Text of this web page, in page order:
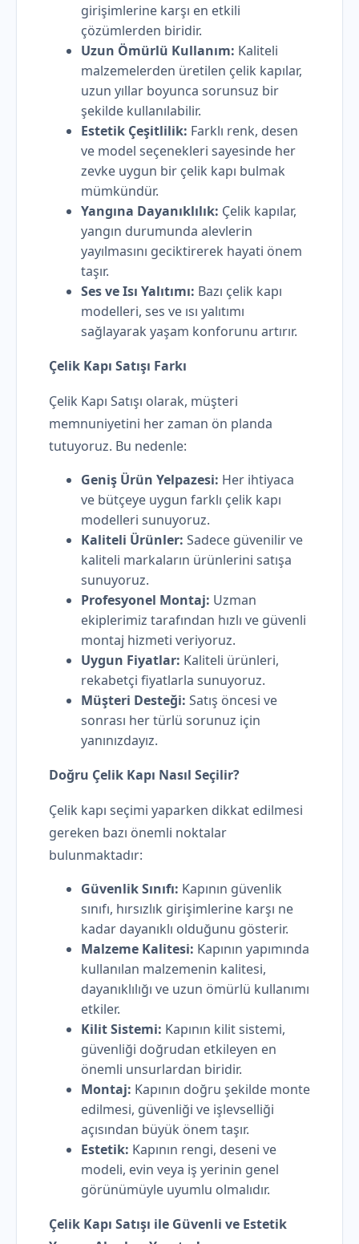
girişimlerine karşı en etkili
çözümlerden biridir.
Uzun Ömürlü Kullanım: Kaliteli
malzemelerden üretilen çelik kapılar,
uzun yıllar boyunca sorunsuz bir
şekilde kullanılabilir.
Estetik Çeşitlilik: Farklı renk, desen
ve model seçenekleri sayesinde her
zevke uygun bir çelik kapı bulmak
mümkündür.
Yangına Dayanıklılık: Çelik kapılar,
yangın durumunda alevlerin
yayılmasını geciktirerek hayati önem
taşır.
Ses ve Isı Yalıtımı: Bazı çelik kapı
modelleri, ses ve ısı yalıtımı
sağlayarak yaşam konforunu artırır.
Çelik Kapı Satışı Farkı
Çelik Kapı Satışı olarak, müşteri
memnuniyetini her zaman ön planda
tutuyoruz. Bu nedenle:
Geniş Ürün Yelpazesi: Her ihtiyaca
ve bütçeye uygun farklı çelik kapı
modelleri sunuyoruz.
Kaliteli Ürünler: Sadece güvenilir ve
kaliteli markaların ürünlerini satışa
sunuyoruz.
Profesyonel Montaj: Uzman
ekiplerimiz tarafından hızlı ve güvenli
montaj hizmeti veriyoruz.
Uygun Fiyatlar: Kaliteli ürünleri,
rekabetçi fiyatlarla sunuyoruz.
Müşteri Desteği: Satış öncesi ve
sonrası her türlü sorunuz için
yanınızdayız.
Doğru Çelik Kapı Nasıl Seçilir?
Çelik kapı seçimi yaparken dikkat edilmesi
gereken bazı önemli noktalar
bulunmaktadır:
Güvenlik Sınıfı: Kapının güvenlik
sınıfı, hırsızlık girişimlerine karşı ne
kadar dayanıklı olduğunu gösterir.
Malzeme Kalitesi: Kapının yapımında
kullanılan malzemenin kalitesi,
dayanıklılığı ve uzun ömürlü kullanımı
etkiler.
Kilit Sistemi: Kapının kilit sistemi,
güvenliği doğrudan etkileyen en
önemli unsurlardan biridir.
Montaj: Kapının doğru şekilde monte
edilmesi, güvenliği ve işlevselliği
açısından büyük önem taşır.
Estetik: Kapının rengi, deseni ve
modeli, evin veya iş yerinin genel
görünümüyle uyumlu olmalıdır.
Çelik Kapı Satışı ile Güvenli ve Estetik